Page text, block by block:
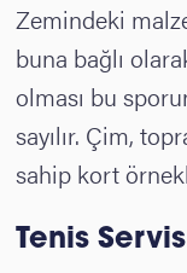
Zemindeki
buna bağlı
olması bu
sayılır. Çim,
sahip kort
Tenis